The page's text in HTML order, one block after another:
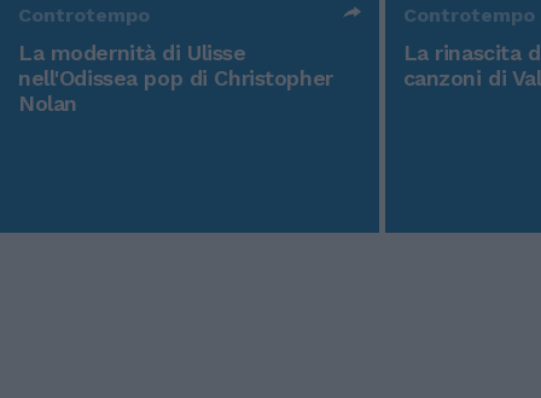
Controtempo
La modernità di Ulisse
nell'Odissea pop di Christopher
Nolan
Controtempo
La rinascita
canzoni di